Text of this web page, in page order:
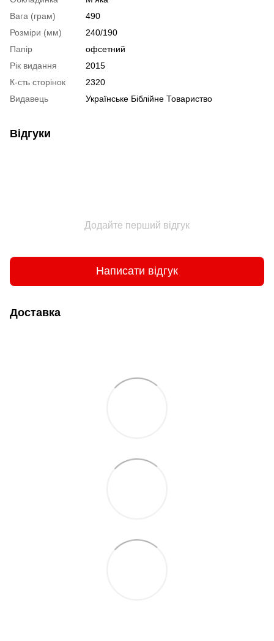
Вага (грам)
490
Розміри (мм)
240/190
Папір
офсетний
Рік видання
2015
К-сть сторінок
2320
Видавець
Українське Біблійне Товариство
Відгуки
Додайте перший відгук
Написати відгук
Доставка